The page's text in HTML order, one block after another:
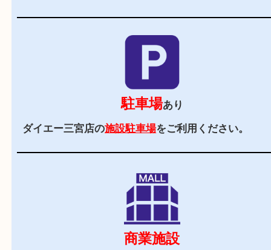
当店の特徴
全国2,000店舗以上